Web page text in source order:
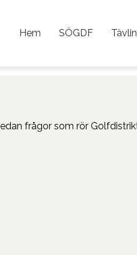
Hem SÖGDF
frågor som rör